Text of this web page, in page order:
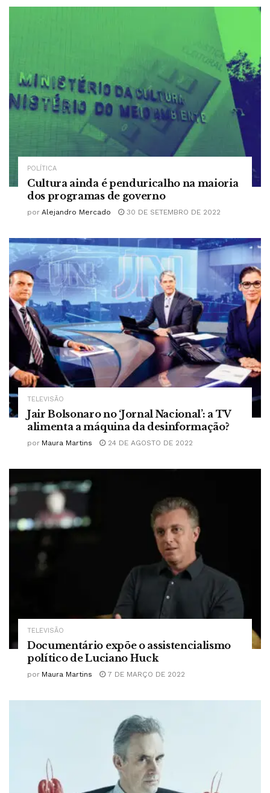
POLÍTICA
Cultura ainda é penduricalho na maioria
dos programas de governo
por Alejandro Mercado 30 DE SETEMBRO DE 2022
TELEVISÃO
Jair Bolsonaro no ‘Jornal Nacional’: a TV
alimenta a máquina da desinformação?
por Maura Martins 24 DE AGOSTO DE 2022
TELEVISÃO
Documentário expõe o assistencialismo
político de Luciano Huck
por Maura Martins 7 DE MARÇO DE 2022